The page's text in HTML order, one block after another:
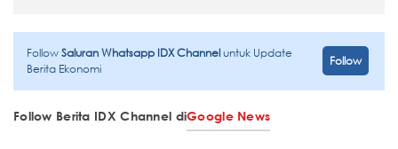
FollowSaluran Whatsapp IDX Channeluntuk Update
Berita Ekonomi
Follow
Follow Berita IDX Channel diGoogle News